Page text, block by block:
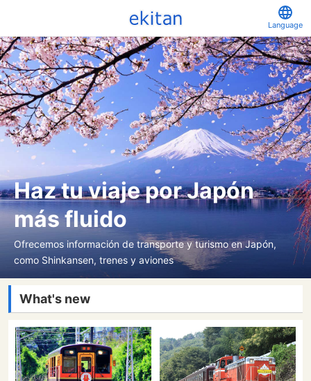
Language
Haz tu viaje por Japón
más fluido
Ofrecemos información de transporte y turismo en Japón,
como Shinkansen, trenes y aviones
What's new